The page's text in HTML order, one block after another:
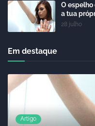
O
a tua
28 julho
Em destaque
Artigo